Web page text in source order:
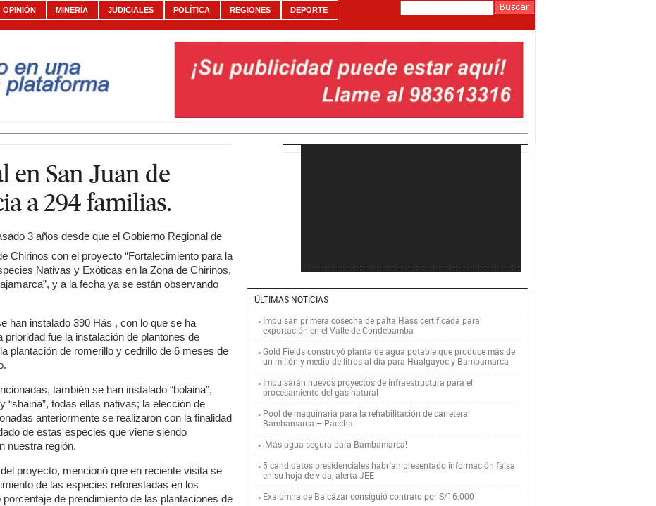
OPINIÓN MINERÍA JUDICIALES POLÍTICA REGIONES
DEPORTE
en San Juan de
a 294 familias.
3 años desde que el Gobierno Regional de
Chirinos con el proyecto “Fortalecimiento para la
Nativas y Exóticas en la Zona de Chirinos,
y a la fecha ya se están observando
han instalado 390 Hás , con lo que se ha
fue la instalación de plantones de
plantación de romerillo y cedrillo de 6 meses de
también se han instalado “bolaina”,
y “shaina”, todas ellas nativas; la elección de
anteriormente se realizaron con la finalidad
de estas especies que viene siendo
nuestra región.
proyecto, mencionó que en reciente visita se
de las especies reforestadas en los
de prendimiento de las plantaciones de
ÚLTIMAS NOTICIAS
Impulsan primera cosecha de palta Hass certificada para
exportación en el Valle de Condebamba
Gold Fields construyó planta de agua potable que produce más de
un millón y medio de litros al día para Hualgayoc y Bambamarca
Impulsarán nuevos proyectos de infraestructura para el
procesamiento del gas natural
Pool de maquinaria para la rehabilitación de carretera
Bambamarca – Paccha
¡Más agua segura para Bambamarca!
5 candidatos presidenciales habrían presentado información falsa
en su hoja de vida, alerta JEE
Exalumna de Balcázar consiguió contrato por S/16.000